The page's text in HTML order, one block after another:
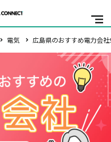
電気 広島県のおすすめ電力会